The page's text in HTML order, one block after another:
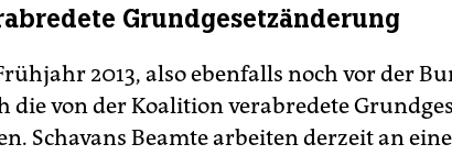
Grundgesetzänderung
2013, also ebenfalls noch vor der
die von der Koalition verabredete
Schavans Beamte arbeiten derzeit an